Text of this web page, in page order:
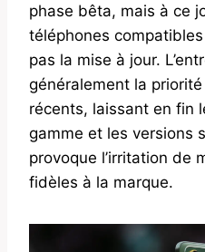
phase bêta, mais à ce
téléphones
pas la mise à jour.
généralement la
récents, laissant en fin
gamme et les versions
provoque l’irritation de
fidèles à la marque.